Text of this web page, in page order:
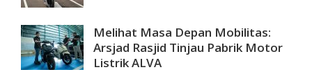
Melihat Masa Depan Mobilitas:
Arsjad Rasjid Tinjau Pabrik Motor
Listrik ALVA